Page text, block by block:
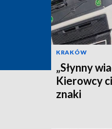
KRAKÓW
„Słynny
Kierowcy
znaki